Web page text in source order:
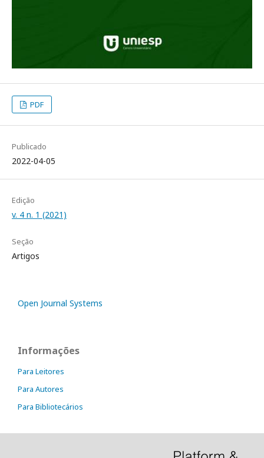
PDF
Publicado
2022-04-05
Edição
v. 4 n. 1 (2021)
Seção
Artigos
Open Journal Systems
Informações
Para Leitores
Para Autores
Para Bibliotecários